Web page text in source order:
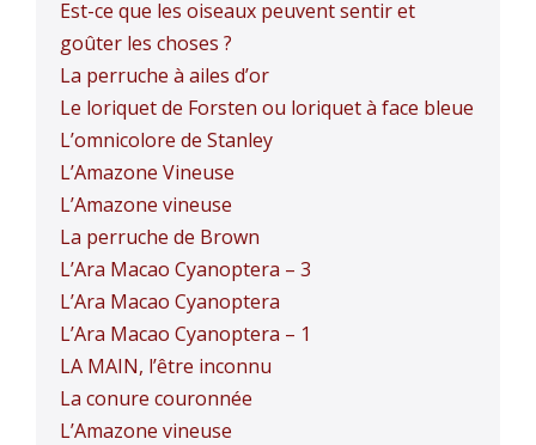
Est-ce que les oiseaux peuvent sentir et
goûter les choses ?
La perruche à ailes d’or
Le loriquet de Forsten ou loriquet à face bleue
L’omnicolore de Stanley
L’Amazone Vineuse
L’Amazone vineuse
La perruche de Brown
L’Ara Macao Cyanoptera – 3
L’Ara Macao Cyanoptera
L’Ara Macao Cyanoptera – 1
LA MAIN, l’être inconnu
La conure couronnée
L’Amazone vineuse